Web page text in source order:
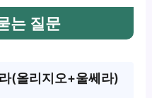
는 질문
(올리지오+울쎄라)